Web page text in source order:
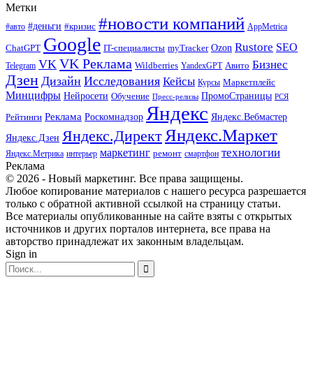
Метки
#авто #деньги #кризис #новости компаний AppMetrica
ChatGPT Google IT-специалисты myTracker Ozon Rustore SEO
Telegram VK VK Реклама Wildberries YandexGPT Авито Бизнес
Дзен Дизайн Исследования Кейсы Курсы Маркетплейс
Минцифры Нейросети Обучение Пресс-релизы ПромоСтраницы РСЯ
Рейтинги Реклама Роскомнадзор Яндекс Яндекс.Вебмастер
Яндекс.Дзен Яндекс.ДиректЯндекс.Маркет
Яндекс.Метрика интерьер маркетинг ремонт смартфон технологии
Реклама
© 2026 - Новый маркетинг. Все права защищены.
Любое копирование материалов с нашего ресурса разрешается
только с обратной активной ссылкой на страницу статьи.
Все материалы опубликованные на сайте взяты с открытых
источников и других порталов интернета, все права на
авторство принадлежат их законным владельцам.
Sign in